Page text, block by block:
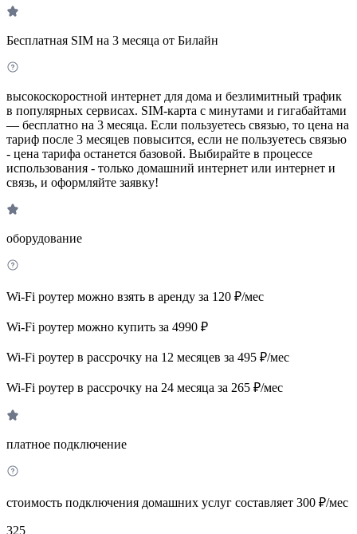
Бесплатная SIM на 3 месяца от Билайн
высокоскоростной интернет для дома и безлимитный трафик
в популярных сервисах. SIM-карта с минутами и гигабайтами
— бесплатно на 3 месяца. Если пользуетесь связью, то цена на
тариф после 3 месяцев повысится, если не пользуетесь связью
- цена тарифа останется базовой. Выбирайте в процессе
использования - только домашний интернет или интернет и
связь, и оформляйте заявку!
оборудование
Wi-Fi роутер можно взять в аренду за 120 ₽/мес
Wi-Fi роутер можно купить за 4990 ₽
Wi-Fi роутер в рассрочку на 12 месяцев за 495 ₽/мес
Wi-Fi роутер в рассрочку на 24 месяца за 265 ₽/мес
платное подключение
стоимость подключения домашних услуг составляет 300 ₽/мес
325